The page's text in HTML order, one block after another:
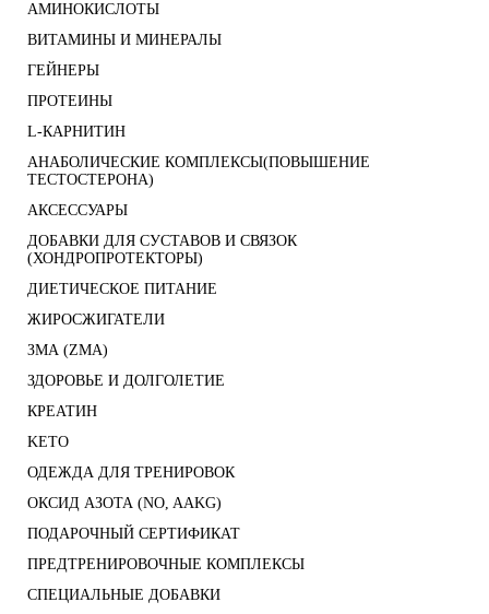
АМИНОКИСЛОТЫ
ВИТАМИНЫ И МИНЕРАЛЫ
ГЕЙНЕРЫ
ПРОТЕИНЫ
L-КАРНИТИН
АНАБОЛИЧЕСКИЕ КОМПЛЕКСЫ(ПОВЫШЕНИЕ
ТЕСТОСТЕРОНА)
АКСЕССУАРЫ
ДОБАВКИ ДЛЯ СУСТАВОВ И СВЯЗОК
(ХОНДРОПРОТЕКТОРЫ)
ДИЕТИЧЕСКОЕ ПИТАНИЕ
ЖИРОСЖИГАТЕЛИ
ЗМА (ZMA)
ЗДОРОВЬЕ И ДОЛГОЛЕТИЕ
КРЕАТИН
KETO
ОДЕЖДА ДЛЯ ТРЕНИРОВОК
ОКСИД АЗОТА (NO, AAKG)
ПОДАРОЧНЫЙ СЕРТИФИКАТ
ПРЕДТРЕНИРОВОЧНЫЕ КОМПЛЕКСЫ
СПЕЦИАЛЬНЫЕ ДОБАВКИ